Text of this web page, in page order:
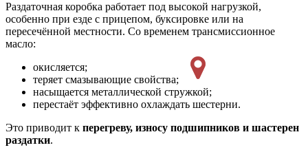
Раздаточная коробка работает под высокой нагрузкой,
особенно при езде с прицепом, буксировке или на
пересечённой местности. Со временем трансмиссионное
масло:
окисляется;
теряет смазывающие свойства;
насыщается металлической стружкой;
перестаёт эффективно охлаждать шестерни.
Это приводит к перегреву, износу подшипников и шастерен
раздатки.